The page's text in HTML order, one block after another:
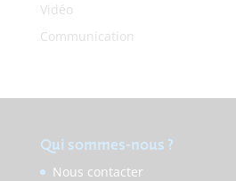
Vidéo
Communication
Qui sommes-nous ?
Nous contacter